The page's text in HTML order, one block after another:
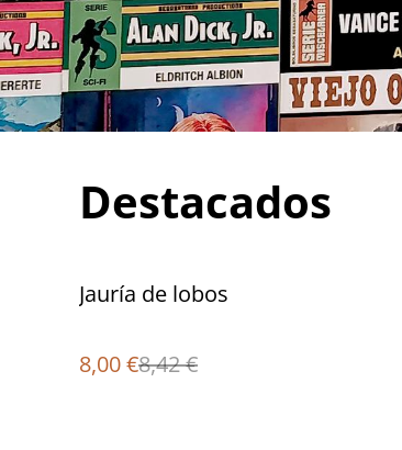
Destacados
%
Jauría de lobos
8,00 €8,42 €